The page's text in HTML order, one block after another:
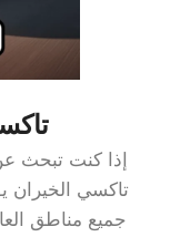
إذا كنت تبحث
تاكسي الخيران